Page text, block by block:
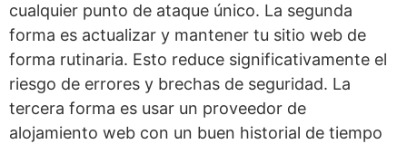
cualquier punto de ataque único. La segunda
forma es actualizar y mantener tu sitio web de
forma rutinaria. Esto reduce significativamente el
riesgo de errores y brechas de seguridad. La
tercera forma es usar un proveedor de
alojamiento web con un buen historial de tiempo